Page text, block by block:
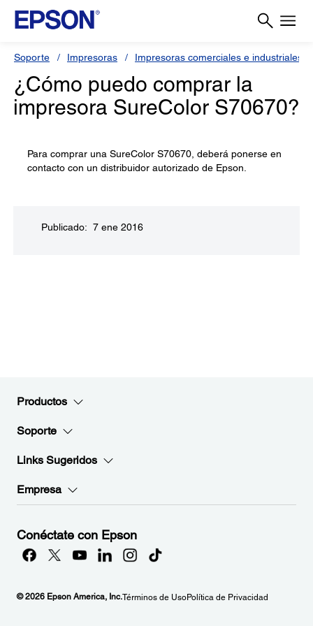
Soporte Impresoras Impresoras comerciales e industriales
¿Cómo puedo comprar la
impresora SureColor S70670?
Para comprar una SureColor S70670, deberá ponerse en
contacto con un distribuidor autorizado de Epson.
Publicado: 7 ene 2016
Productos
Soporte
Links Sugeridos
Empresa
Conéctate con Epson
© 2026 Epson America, Inc.Términos de UsoPolítica de Privacidad